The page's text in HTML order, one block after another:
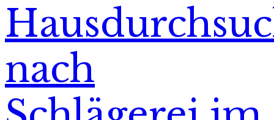
nach